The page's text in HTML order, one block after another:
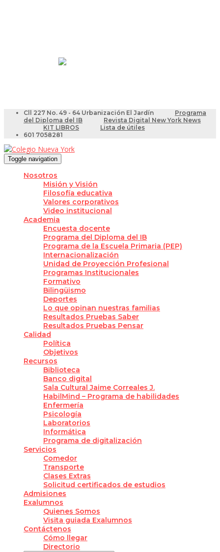
Cll 227 No. 49 - 64 Urbanización El Jardín
Programa
del Diploma del IB
Revista Digital New York News
KIT LIBROS
Lista de útiles
601 7058281
Toggle navigation
Nosotros
Misión y Visión
Filosofía educativa
Valores corporativos
Video institucional
Academia
Encuesta docente
Programa del Diploma del IB
Programa de la Escuela Primaria (PEP)
Internacionalización
Unidad de Proyección Profesional
Programas Institucionales
Formativo
Bilingüismo
Deportes
Lo que opinan nuestras familias
Resultados Pruebas Saber
Resultados Pruebas Pensar
Calidad
Política
Objetivos
Recursos
Biblioteca
Banco digital
Sala Cultural Jaime Correales J.
HabilMind – Programa de habilidades
Enfermería
Psicología
Laboratorios
Informática
Programa de digitalización
Servicios
Comedor
Transporte
Clases Extras
Solicitud certificados de estudios
Admisiones
Exalumnos
Quienes Somos
Visita guiada Exalumnos
Contáctenos
Cómo llegar
Directorio